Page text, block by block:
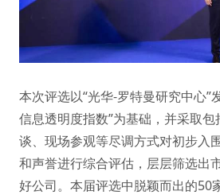
本次评选以“光华-罗特曼研究中心”
信息透明度指数”为基础，并采取
谈、现场参观等尽调方式对初步入
和声誉进行综合评估，层层筛选出
好公司。本届评选中脱颖而出的50